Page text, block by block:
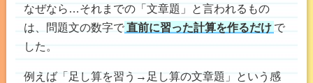
なぜなら…それまでの「文章題」と言われるもの
は、問題文の数字で直前に習った計算を作るだけ で
した。
例えば「足し算を習う→足し算の文章題」という感